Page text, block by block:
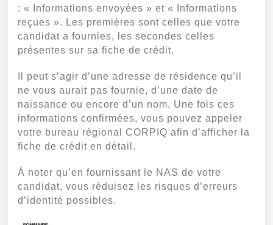
: « Informations envoyées » et « Informations
reçues ». Les premières sont celles que votre
candidat a fournies, les secondes celles
présentes sur sa fiche de crédit.
Il peut s’agir d’une adresse de résidence qu’il
ne vous aurait pas fournie, d’une date de
naissance ou encore d’un nom. Une fois ces
informations confirmées, vous pouvez appeler
votre bureau régional CORPIQ afin d’afficher la
fiche de crédit en détail.
À noter qu’en fournissant le NAS de votre
candidat, vous réduisez les risques d’erreurs
d’identité possibles.